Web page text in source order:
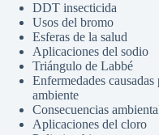
DDT insecticida
Usos del bromo
Esferas de la salud
Aplicaciones del sodio
Triángulo de Labbé
Enfermedades
ambiente
Consecuencias
Aplicaciones del cloro